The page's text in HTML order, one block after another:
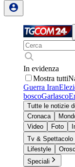
In evidenza
Mostra tutti
Guerra Iran
boscoGarlasco
Tutte le notizie
Cronaca
Video
Foto
Tv & Spettacolo
Lifestyle
Speciali